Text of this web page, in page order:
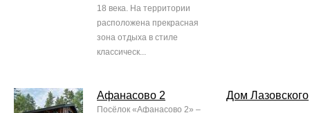
18 века. На территории
расположена прекрасная
зона отдыха в стиле
классическ...
Афанасово 2
Посёлок «Афанасово 2» –
Дом Лазовского